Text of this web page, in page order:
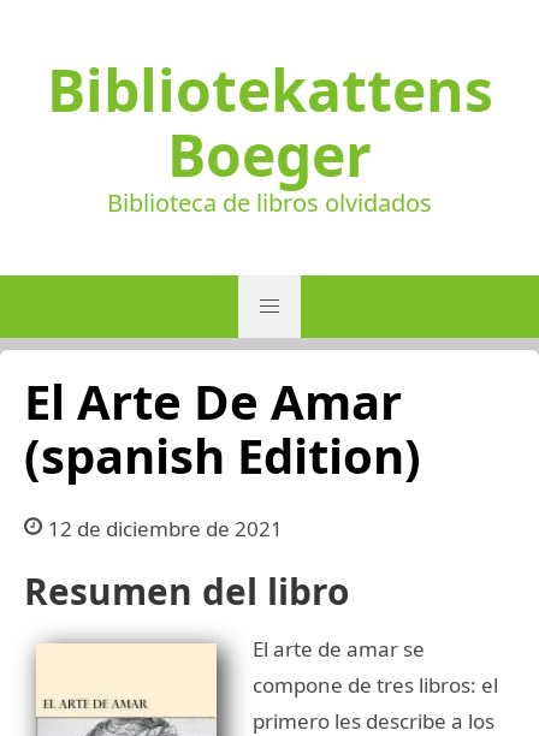
Bibliotekattens
Boeger
Biblioteca de libros olvidados
El Arte De Amar
(spanish Edition)
12 de diciembre de 2021
Resumen del libro
El arte de amar se
compone de tres libros: el
primero les describe a los